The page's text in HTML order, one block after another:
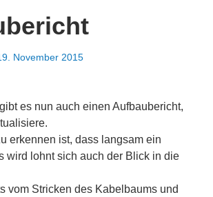
November 2015
es nun auch einen Aufbaubericht,
erkennen ist, dass langsam ein
wird lohnt sich auch der Blick in die
vom Stricken des Kabelbaums und